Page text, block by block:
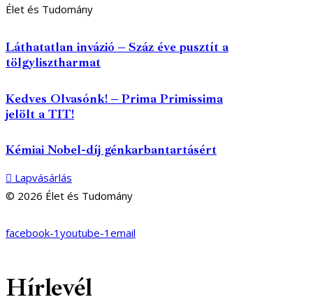
Élet és Tudomány
Láthatatlan invázió – Száz éve pusztít a
tölgylisztharmat
Kedves Olvasónk! – Prima Primissima
jelölt a TIT!
Kémiai Nobel-díj génkarbantartásért
Lapvásárlás
© 2026 Élet és Tudomány
facebook-1 youtube-1 email
Hírlevél